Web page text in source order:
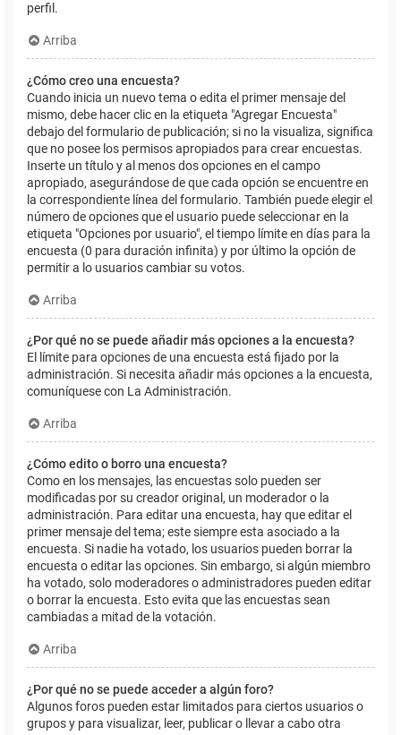
perfil.
Arriba
¿Cómo creo una encuesta?
Cuando inicia un nuevo tema o edita el primer mensaje del
mismo, debe hacer clic en la etiqueta "Agregar Encuesta"
debajo del formulario de publicación; si no la visualiza, significa
que no posee los permisos apropiados para crear encuestas.
Inserte un título y al menos dos opciones en el campo
apropiado, asegurándose de que cada opción se encuentre en
la correspondiente línea del formulario. También puede elegir el
número de opciones que el usuario puede seleccionar en la
etiqueta "Opciones por usuario", el tiempo límite en días para la
encuesta (0 para duración infinita) y por último la opción de
permitir a lo usuarios cambiar su votos.
Arriba
¿Por qué no se puede añadir más opciones a la encuesta?
El límite para opciones de una encuesta está fijado por la
administración. Si necesita añadir más opciones a la encuesta,
comuníquese con La Administración.
Arriba
¿Cómo edito o borro una encuesta?
Como en los mensajes, las encuestas solo pueden ser
modificadas por su creador original, un moderador o la
administración. Para editar una encuesta, hay que editar el
primer mensaje del tema; este siempre esta asociado a la
encuesta. Si nadie ha votado, los usuarios pueden borrar la
encuesta o editar las opciones. Sin embargo, si algún miembro
ha votado, solo moderadores o administradores pueden editar
o borrar la encuesta. Esto evita que las encuestas sean
cambiadas a mitad de la votación.
Arriba
¿Por qué no se puede acceder a algún foro?
Algunos foros pueden estar limitados para ciertos usuarios o
grupos y para visualizar, leer, publicar o llevar a cabo otra